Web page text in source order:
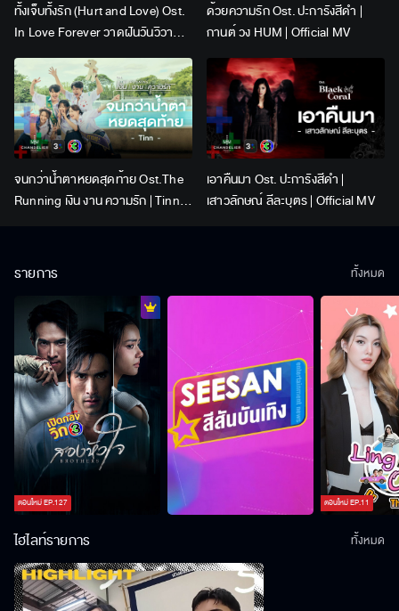
ทั้งเจ็บทั้งรัก (Hurt and Love) Ost.
In Love Forever วาดฝันวันวิวาห์ |
Lingling Kwong x Orm
Kornnaphat | Official Karaoke
ด้วยความรัก Ost. ปะการังสีดำ |
กานต์ วง HUM | Official MV
จนกว่าน้ำตาหยดสุดท้าย Ost.The
Running เงิน งาน ความรัก | Tinn |
เอาคืนมา Ost. ปะการังสีดำ |
เสาวลักษณ์ ลีละบุตร | Official MV
รายการ
ตอนใหม่EP.127 ตอนใหม่EP.11
ทั้งหมด
ไฮไลท์รายการ ทั้งหมด